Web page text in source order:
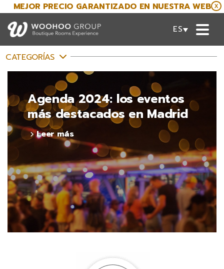
X
MEJOR PRECIO GARANTIZADO EN NUESTRA WEB
ESPAÑOL
CATEGORÍAS
Agenda 2024: los eventos
más destacados en Madrid
Leer más